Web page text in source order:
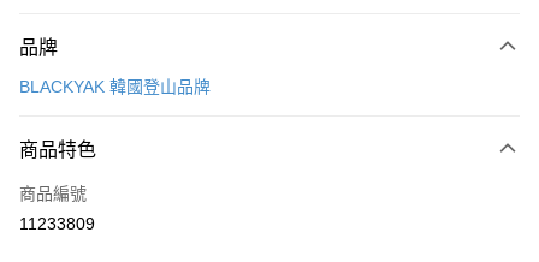
信用卡一次付款
LINE Pay
Apple Pay
品牌
BLACKYAK 韓國登山品牌
商品特色
商品編號
11233809